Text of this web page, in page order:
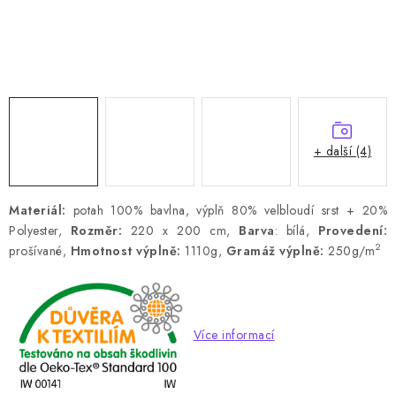
Materiál: potah 100% bavlna, výplň 80% velbloudí srst + 20%
Polyester, Rozměr: 220 x 200 cm, Barva: bílá, Provedení:
prošívané, Hmotnost výplně: 1110g, Gramáž výplně: 250g/m2
Více informací
+ další (4)